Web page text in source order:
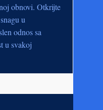
obnovi. Otkrijte
u
odnos sa
u svakoj